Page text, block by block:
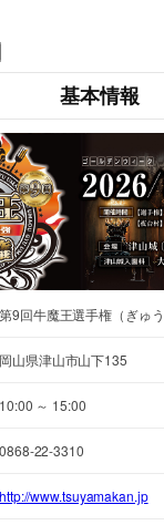
基本情報
第9回牛魔王選手権（ぎゅ
岡山県津山市山下135
10:00 ～ 15:00
0868-22-3310
http://www.tsuyamakan.jp